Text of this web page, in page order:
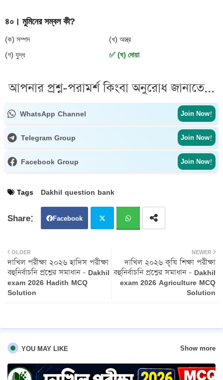
৪০। মুমিনের সম্বল কী?
(ক) সম্পদ
(খ) অস্ত্র
(গ) যুদ্ধ
✅ (ঘ) দোয়া
আপনার প্রশ্ন-পরামর্শ কিংবা অনুরোধ জানাতে...
WhatsApp Channel Join Now!
Telegram Group Join Now!
Facebook Group Join Now!
Tags Dakhil question bank
Facebook
ter atsa
pp
NEWER
দাখিল ২০২৬ কৃষি শিক্ষা পরীক্ষা
বহুনির্বাচনি প্রশ্নের সমাধান - Dakhil
exam 2026 Agriculture MCQ
Solution
OLDER
দাখিল পরীক্ষা ২০২৬ হাদিস পরীক্ষা
বহুনির্বাচনি প্রশ্নের সমাধান - Dakhil
exam 2026 Hadith MCQ
Solution
YOU MAY LIKE Show more